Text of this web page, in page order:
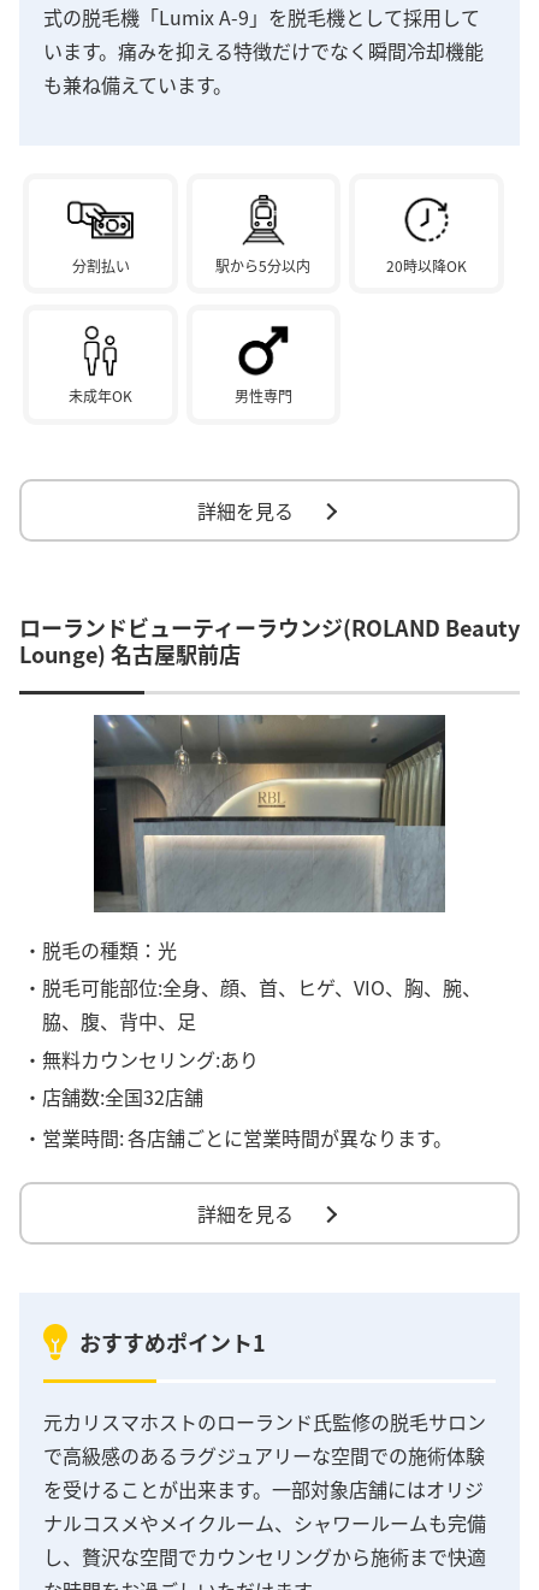
式の脱毛機「Lumix A-9」を脱毛機として採用して
います。痛みを抑える特徴だけでなく瞬間冷却機能
も兼ね備えています。
分割払い 駅から5分以内 20時以降OK
未成年OK 男性専門
詳細を見る
ローランドビューティーラウンジ(ROLAND Beauty
Lounge) 名古屋駅前店
・脱毛の種類：光
・脱毛可能部位:全身、顔、首、ヒゲ、VIO、胸、腕、
脇、腹、背中、足
・無料カウンセリング:あり
・店舗数:全国32店舗
・営業時間:各店舗ごとに営業時間が異なります。
詳細を見る
おすすめポイント1
元カリスマホストのローランド氏監修の脱毛サロン
で高級感のあるラグジュアリーな空間での施術体験
を受けることが出来ます。一部対象店舗にはオリジ
ナルコスメやメイクルーム、シャワールームも完備
し、贅沢な空間でカウンセリングから施術まで快適